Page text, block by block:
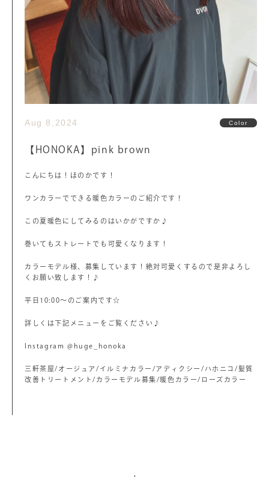
Aug 8,2024 Color
【HONOKA】pink brown
こんにちは！ほのかです！
ワンカラーでできる暖色カラーのご紹介です！
この夏暖色にしてみるのはいかがですか♪
巻いてもストレートでも可愛くなります！
カラーモデル様、募集しています！絶対可愛くするので是非よろし
くお願い致します！♪
平日10:00〜のご案内です☆
詳しくは下記メニューをご覧ください♪
Instagram @huge_honoka
三軒茶屋/オージュア/イルミナカラー/アディクシー/ハホニコ/髪質
改善トリートメント/カラーモデル募集/暖色カラー/ローズカラー